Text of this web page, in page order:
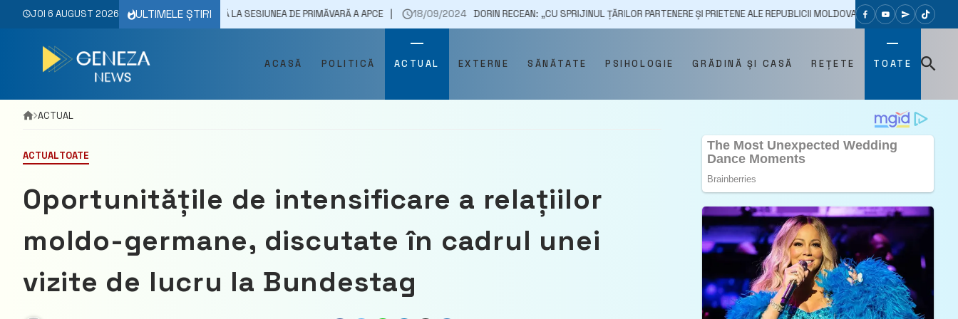
JOI 6 AUGUST 2026 ULTIMELE ȘTIRI
REPUBLICII MOLDOVA PARTICIPĂ LA SESIUNEA DE PRIMĂVARĂ A APCE 18/09/2024 DORIN RECEAN: „CU SPRIJINUL ȚĂRILOR PARTENERE ȘI PRIETENE ALE REPUBLICII MOLDOVA, PUNEM BAZELE UNEI CREȘTERI
ACASĂ POLITICĂ ACTUAL EXTERNE SĂNĂTATE PSIHOLOGIE GRĂDINĂ ȘI CASĂ REȚETE TOATE
ACTUAL
ACTUALTOATE
Oportunitățile de intensificare a relațiilor
moldo-germane, discutate în cadrul unei
vizite de lucru la Bundestag